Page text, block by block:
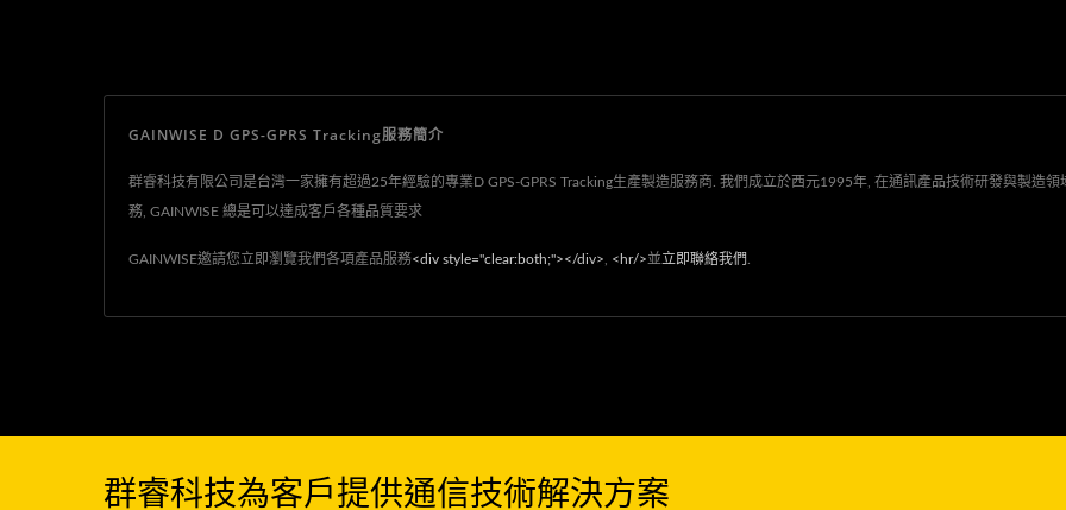
GAINWISE D GPS-GPRS Tracking服務簡介
群睿科技有限公司是台灣一家擁有超過25年經驗的專業D GPS-GPRS Tracking生產製造服務商. 我們成立於西元1995年, 在通訊產品技術研發與製造領
務, GAINWISE 總是可以達成客戶各種品質要求
GAINWISE邀請您立即瀏覽我們各項產品服務<div style="clear:both;"></div> <hr/>並立即聯絡我們
群睿科技為客戶提供通信技術解決方案